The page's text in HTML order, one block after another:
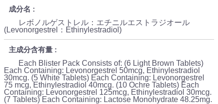
成分名
レボノルゲストレル：エチニルエストラジオール
(Levonorgestrel：Ethinylestradiol)
主成分含有量
Each Blister Pack Consists of: (6 Light Brown Tablets)
Each Containing: Levonorgestrel 50mcg, Ethinylestradiol
30mcg. (5 White Tablets) Each Containing: Levonorgestrel
75 mcg, Ethinylestradiol 40mcg. (10 Ochre Tablets) Each
Containing: Levonorgestrel 125mcg, Ethinylestradiol 30mcg.
(7 Tablets) Each Containing: Lactose Monohydrate 48.25mg.